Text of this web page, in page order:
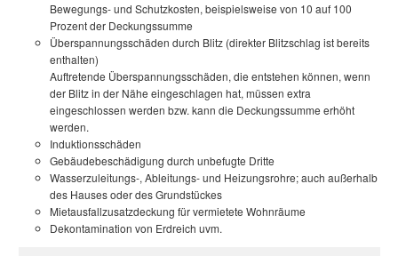
Bewegungs- und Schutzkosten, beispielsweise von 10 auf 100
Prozent der Deckungssumme
Überspannungsschäden durch Blitz (direkter Blitzschlag ist bereits
enthalten)
Auftretende Überspannungsschäden, die entstehen können, wenn
der Blitz in der Nähe eingeschlagen hat, müssen extra
eingeschlossen werden bzw. kann die Deckungssumme erhöht
werden.
Induktionsschäden
Gebäudebeschädigung durch unbefugte Dritte
Wasserzuleitungs-, Ableitungs- und Heizungsrohre; auch außerhalb
des Hauses oder des Grundstückes
Mietausfallzusatzdeckung für vermietete Wohnräume
Dekontamination von Erdreich uvm.